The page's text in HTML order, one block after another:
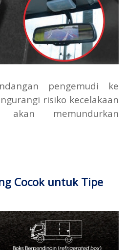
pengemudi ke
risiko kecelakaan
memundurkan
Cocok untuk Tipe